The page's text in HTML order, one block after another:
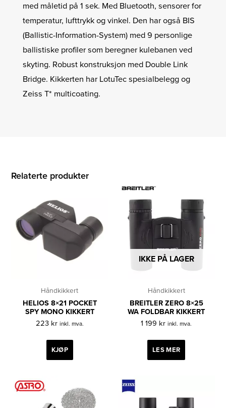
med måletid på 1 sek. Med Bluetooth, sensorer for
temperatur, lufttrykk og vinkel. Den har også BIS
(Ballistic-Information-System) med 9 personlige
ballistiske profiler som beregner kulebanen ved
skyting. Robust konstruksjon med Double Link
Bridge. Kikkerten har LotuTec spesialbelegg og
Zeiss T* multicoating.
Relaterte produkter
Håndkikkert
HELIOS 8×21 POCKET
SPY MONO KIKKERT
223 kr inkl. mva.
KJØP
IKKE PÅ LAGER
Håndkikkert
BREITLER ZERO 8×25
WA FOLDBAR KIKKERT
1 199 kr inkl. mva.
LES MER